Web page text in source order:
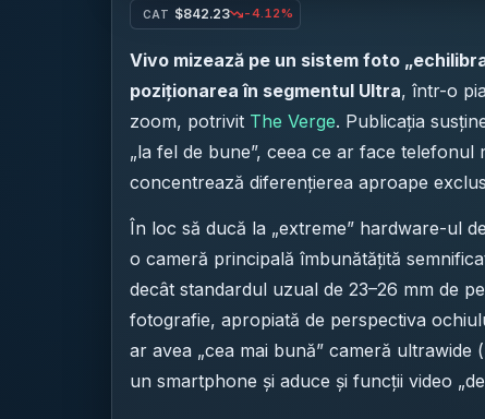
CAT $842.23 -4.12%
Vivo mizează pe un sistem foto
poziționarea în segmentul Ultra, într-o
zoom, potrivit The Verge. Publicația
„la fel de bune”, ceea ce ar face
concentrează diferențierea aproape
În loc să ducă la „extreme” hardware-ul
o cameră principală îmbunătățită
decât standardul uzual de 23–26 mm de
fotografie, apropiată de perspectiva
ar avea „cea mai bună” cameră
un smartphone și aduce și funcții video